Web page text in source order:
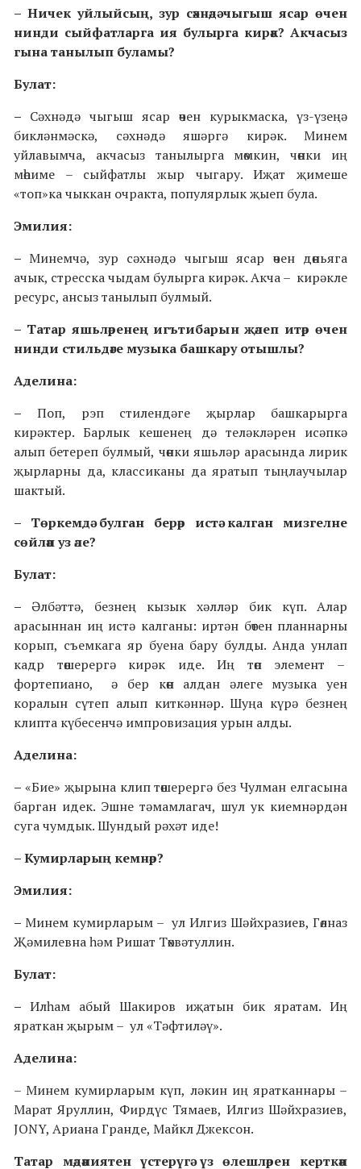
– Ничек уйлыйсың, зур сәхнәдә чыгыш ясар өчен
нинди сыйфатларга ия булырга кирәк? Акчасыз
гына танылып буламы?
Булат:
– Сәхнәдә чыгыш ясар өчен курыкмаска, үз-үзеңә
бикләнмәскә, сәхнәдә яшәргә кирәк. Минем
уйлавымча, акчасыз танылырга мөмкин, чөнки иң
мөһиме – сыйфатлы жыр чыгару. Иҗат җимеше
«топ»ка чыккан очракта, популярлык җыеп була.
Эмилия:
–Минемчә, зур сәхнәдә чыгыш ясар өчен дөньяга
ачык, стресска чыдам булырга кирәк. Акча – кирәкле
ресурс, ансыз танылып булмый.
– Татар яшьләренең игътибарын җәлеп итәр өчен
нинди стильдәге музыка башкару отышлы?
Аделина:
– Поп, рэп стилендәге җырлар башкарырга
кирәктер. Барлык кешенең дә теләкләрен исәпкә
алып бетереп булмый, чөнки яшьләр арасында лирик
җырларны да, классиканы да яратып тыңлаучылар
шактый.
– Төркемдә булган берәр истә калган мизгелне
сөйләп уз әле?
Булат:
– Әлбәттә, безнең кызык хәлләр бик күп. Алар
арасыннан иң истә калганы: иртән бөтен планнарны
корып, съемкага яр буена бару булды. Анда унлап
кадр төшерергә кирәк иде. Иң төп элемент –
фортепиано, ә бер көн алдан әлеге музыка уен
коралын сүтеп алып киткәннәр. Шуңа күрә безнең
клипта күбесенчә импровизация урын алды.
Аделина:
– «Бие» җырына клип төшерергә без Чулман елгасына
барган идек. Эшне тәмамлагач, шул ук киемнәрдән
суга чумдык. Шундый рәхәт иде!
– Кумирларың кемнәр?
Эмилия:
– Минем кумирларым – ул Илгиз Шәйхразиев, Гөлназ
Җәмилевна һәм Ришат Төхвәтуллин.
Булат:
–Илһам абый Шакиров иҗатын бик яратам. Иң
яраткан җырым – ул «Тәфтиләү».
Аделина:
– Минем кумирларым күп, ләкин иң яратканнары –
Марат Яруллин, Фирдүс Тямаев, Илгиз Шәйхразиев,
JONY, Ариана Гранде, Майкл Джексон.
Татар мәдәниятен үстерүгә үз өлешләрен керткән